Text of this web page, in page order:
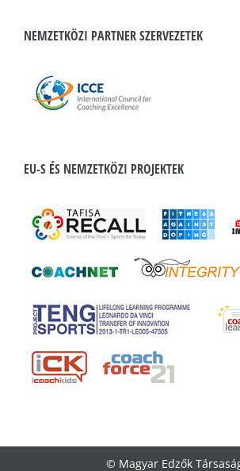
NEMZETKÖZI PARTNER SZERVEZETEK
EU-S ÉS NEMZETKÖZI PROJEKTEK
© Magyar Edzők